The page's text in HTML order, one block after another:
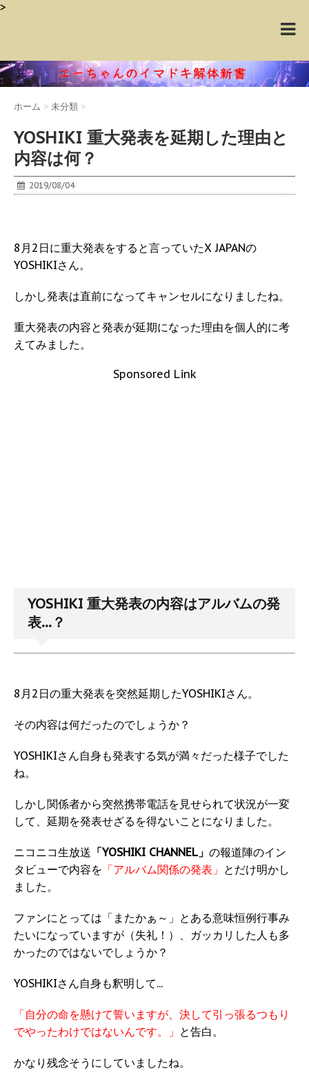
>
ホーム > 未分類 >
YOSHIKI 重大発表を延期した理由と
内容は何？
2019/08/04
8月2日に重大発表をすると言っていたX JAPANの
YOSHIKIさん。
しかし発表は直前になってキャンセルになりましたね。
重大発表の内容と発表が延期になった理由を個人的に考
えてみました。
Sponsored Link
YOSHIKI 重大発表の内容はアルバムの発
表...？
8月2日の重大発表を突然延期したYOSHIKIさん。
その内容は何だったのでしょうか？
YOSHIKIさん自身も発表する気が満々だった様子でした
ね。
しかし関係者から突然携帯電話を見せられて状況が一変
して、延期を発表せざるを得ないことになりました。
ニコニコ生放送 「YOSHIKI CHANNEL」 の報道陣のイン
タビューで内容を 「アルバム関係の発表」 とだけ明かし
ました。
ファンにとっては「またかぁ～」とある意味恒例行事み
たいになっていますが（失礼！）、ガッカリした人も多
かったのではないでしょうか？
YOSHIKIさん自身も釈明して...
「自分の命を懸けて誓いますが、決して引っ張るつもり
でやったわけではないんです。」 と告白。
かなり残念そうにしていましたね。